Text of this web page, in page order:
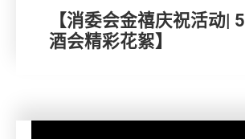
【消委会金禧庆祝活动|
酒会精彩花絮】